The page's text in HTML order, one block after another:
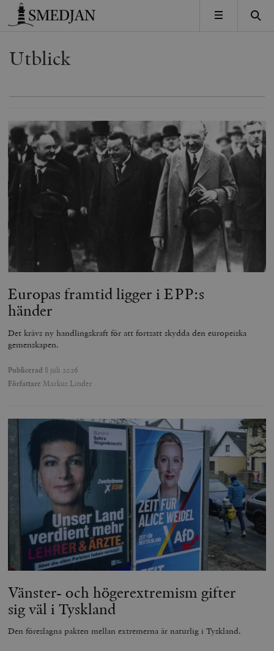
Timbro
MENY
Utblick
Europas framtid ligger i EPP:s
händer
Det krävs ny handlingskraft för att fortsatt skydda den europeiska
gemenskapen.
Publicerad 8 juli 2026
Författare Markus Linder
Vänster- och högerextremism gifter
sig väl i Tyskland
Den föreslagna pakten mellan extremerna är naturlig i Tyskland.